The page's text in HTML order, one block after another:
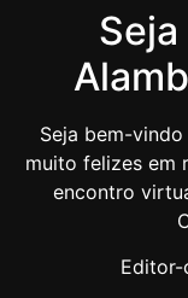
Seja bem-
muito felizes em
encontro